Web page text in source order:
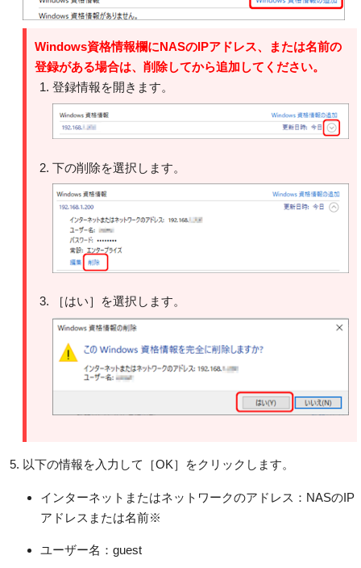
Windows資格情報欄にNASのIPアドレス、または名前の
登録がある場合は、削除してから追加してください。
登録情報を開きます。
下の削除を選択します。
［はい］を選択します。
以下の情報を入力して［OK］をクリックします。
インターネットまたはネットワークのアドレス：NASのIP
アドレスまたは名前※
ユーザー名：guest